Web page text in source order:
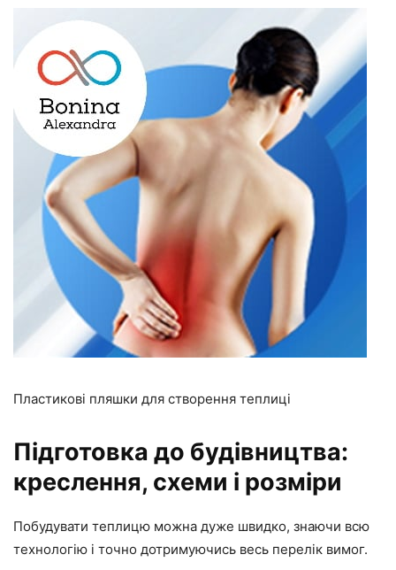
Пластикові пляшки для створення теплиці
Підготовка до будівництва:
креслення, схеми і розміри
Побудувати теплицю можна дуже швидко, знаючи всю
технологію і точно дотримуючись весь перелік вимог.